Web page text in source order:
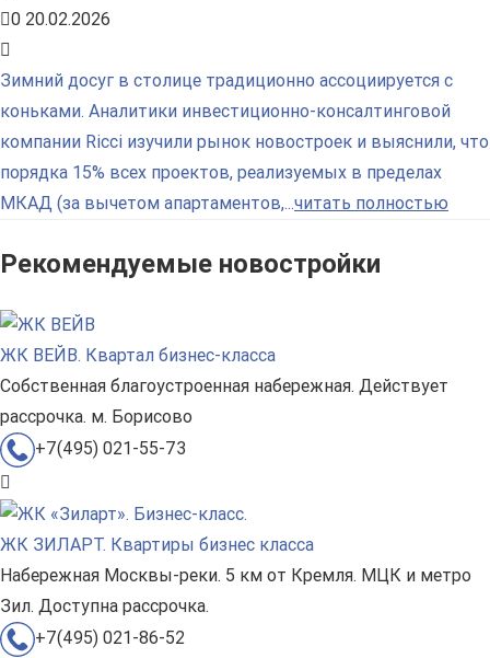
0 20.02.2026
Зимний досуг в столице традиционно ассоциируется с
коньками. Аналитики инвестиционно-консалтинговой
компании Ricci изучили рынок новостроек и выяснили, что
порядка 15% всех проектов, реализуемых в пределах
МКАД (за вычетом апартаментов,...читать полностью
Рекомендуемые новостройки
ЖК ВЕЙВ. Квартал бизнес-класса
Собственная благоустроенная набережная. Действует
рассрочка. м. Борисово
+7(495) 021-55-73
ЖК ЗИЛАРТ. Квартиры бизнес класса
Набережная Москвы-реки. 5 км от Кремля. МЦК и метро
Зил. Доступна рассрочка.
+7(495) 021-86-52